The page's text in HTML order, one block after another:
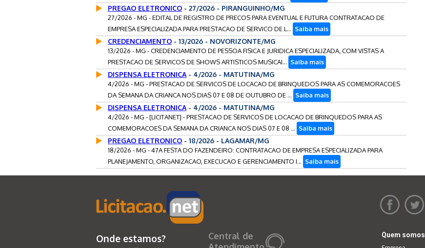
PREGAO ELETRONICO - 27/2026 - PIRANGUINHO/MG
27/2026 - MG - EDITAL DE REGISTRO DE PRECOS PARA EVENTUAL E FUTURA CONTRATACAO DE
EMPRESA ESPECIALIZADA PARA PRESTACAO DE SERVICO DE L... Saiba mais
CREDENCIAMENTO - 13/2026 - NOVORIZONTE/MG
13/2026 - MG - CREDENCIAMENTO DE PESSOA FISICA E JURIDICA ESPECIALIZADA, COM VISTAS A
PRESTACAO DE SERVICOS DE SHOWS ARTISTICOS MUSICAI... Saiba mais
DISPENSA ELETRONICA - 4/2026 - MATUTINA/MG
4/2026 - MG - PRESTACAO DE SERVICOS DE LOCACAO DE BRINQUEDOS PARA AS COMEMORACOES
DA SEMANA DA CRIANCA NOS DIAS 07 E 08 DE OUTUBRO DE ... Saiba mais
DISPENSA ELETRONICA - 4/2026 - MATUTINA/MG
4/2026 - MG - [LICITANET] - PRESTACAO DE SERVICOS DE LOCACAO DE BRINQUEDOS PARA AS
COMEMORACOES DA SEMANA DA CRIANCA NOS DIAS 07 E 08 ... Saiba mais
PREGAO ELETRONICO - 18/2026 - LAGAMAR/MG
18/2026 - MG - 47A FESTA DO FAZENDEIRO: CONTRATACAO DE EMPRESA ESPECIALIZADA PARA
PLANEJAMENTO, ORGANIZACAO, EXECUCAO E GERENCIAMENTO I... Saiba mais
Onde estamos?
Central de
Quem somos